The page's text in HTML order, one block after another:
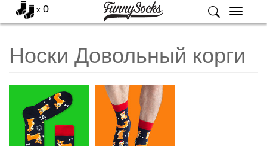
Меню
x 0
Носки Довольный корги